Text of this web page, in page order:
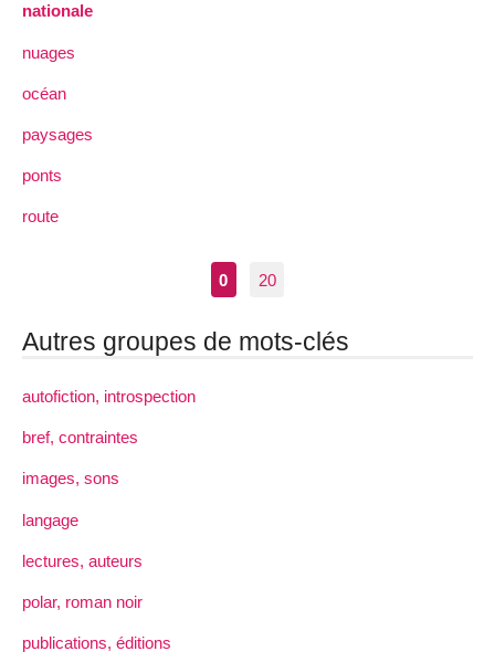
nationale
nuages
océan
paysages
ponts
route
0 20
Autres groupes de mots-clés
autofiction, introspection
bref, contraintes
images, sons
langage
lectures, auteurs
polar, roman noir
publications, éditions